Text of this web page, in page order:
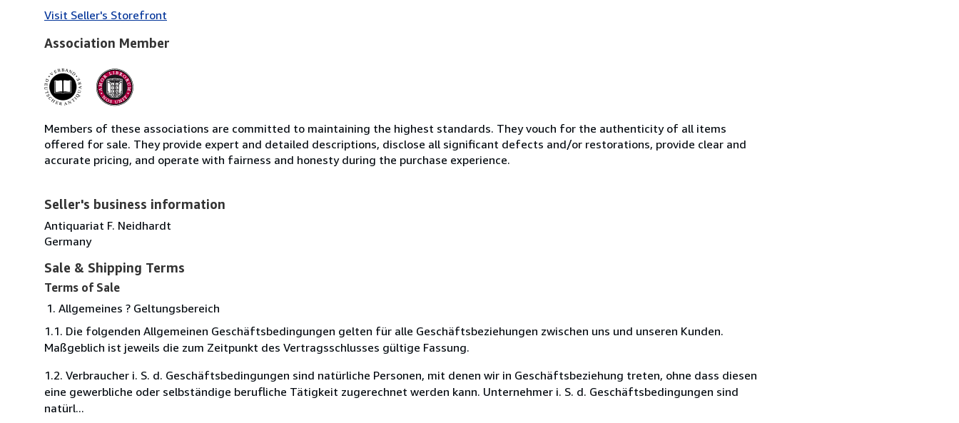
Visit Seller's Storefront
Association Member
Members of these associations are committed to maintaining the highest standards. They vouch for the authenticity of all items
offered for sale. They provide expert and detailed descriptions, disclose all significant defects and/or restorations, provide clear and
accurate pricing, and operate with fairness and honesty during the purchase experience.
Seller's business information
Antiquariat F. Neidhardt
Germany
Sale & Shipping Terms
Terms of Sale
Allgemeines ? Geltungsbereich
1.1. Die folgenden Allgemeinen Geschäftsbedingungen gelten für alle Geschäftsbeziehungen zwischen uns und unseren Kunden.
Maßgeblich ist jeweils die zum Zeitpunkt des Vertragsschlusses gültige Fassung.
1.2. Verbraucher i. S. d. Geschäftsbedingungen sind natürliche Personen, mit denen wir in Geschäftsbeziehung treten, ohne dass diesen
eine gewerbliche oder selbständige berufliche Tätigkeit zugerechnet werden kann. Unternehmer i. S. d. Geschäftsbedingungen sind
natürl...